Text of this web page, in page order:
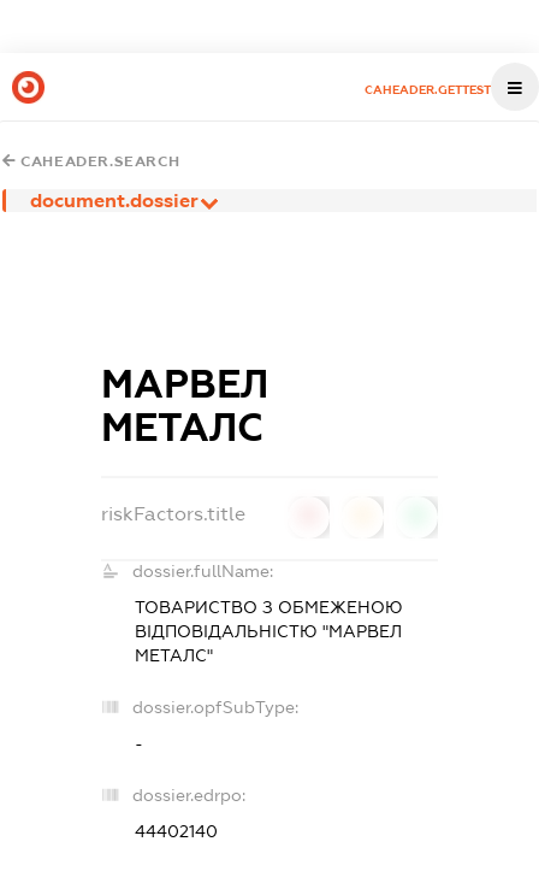
CAHEADER.GETTEST
CAHEADER.SEARCH
document.dossier
МАРВЕЛ
МЕТАЛС
riskFactors.title
dossier.fullName:
ТОВАРИСТВО З ОБМЕЖЕНОЮ
ВІДПОВІДАЛЬНІСТЮ "МАРВЕЛ
МЕТАЛС"
dossier.opfSubType:
-
dossier.edrpo:
44402140